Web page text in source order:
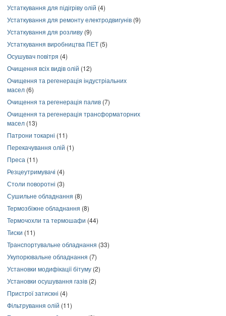
Устаткування для підігріву олій (4)
Устаткування для ремонту електродвигунів (9)
Устаткування для розливу (9)
Устаткування виробництва ПЕТ (5)
Осушувач повітря (4)
Очищення всіх видів олій (12)
Очищення та регенерація індустріальних
масел (6)
Очищення та регенерація палив (7)
Очищення та регенерація трансформаторних
масел (13)
Патрони токарні (11)
Перекачування олій (1)
Преса (11)
Резцеутримувачі (4)
Столи поворотні (3)
Сушильне обладнання (8)
Термозбіжне обладнання (8)
Термочохли та термошафи (44)
Тиски (11)
Транспортувальне обладнання (33)
Укупорювальне обладнання (7)
Установки модифікації бітуму (2)
Установки осушування газів (2)
Пристрої затискні (4)
Фільтрування олій (11)